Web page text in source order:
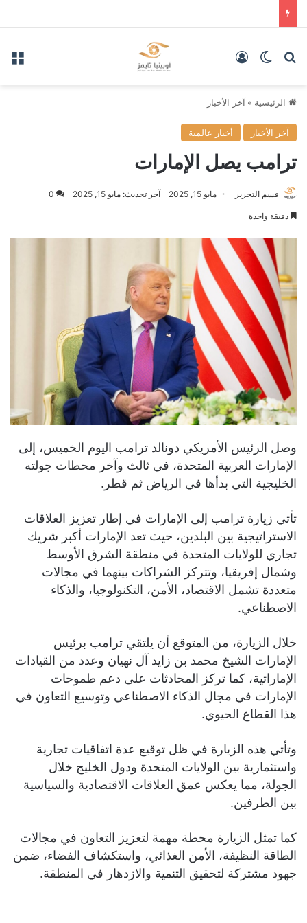
بحث عنالوضع المظلم
الرئيسية » آخر الأخبار
آخر الأخبار أخبار عالمية
ترامب يصل الإمارات
قسم التحرير مايو 15, 2025 آخر تحديث: مايو 15, 2025 0
دقيقة واحدة
وصل الرئيس الأمريكي دونالد ترامب اليوم الخميس، إلى
الإمارات العربية المتحدة، في ثالث وآخر محطات جولته
الخليجية التي بدأها في الرياض ثم قطر.
تأتي زيارة ترامب إلى الإمارات في إطار تعزيز العلاقات
الاستراتيجية بين البلدين، حيث تعد الإمارات أكبر شريك
تجاري للولايات المتحدة في منطقة الشرق الأوسط
وشمال إفريقيا، وتتركز الشراكات بينهما في مجالات
متعددة تشمل الاقتصاد، الأمن، التكنولوجيا، والذكاء
الاصطناعي.
خلال الزيارة، من المتوقع أن يلتقي ترامب برئيس
الإمارات الشيخ محمد بن زايد آل نهيان وعدد من القيادات
الإماراتية، كما تركز المحادثات على دعم طموحات
الإمارات في مجال الذكاء الاصطناعي وتوسيع التعاون في
هذا القطاع الحيوي.
وتأتي هذه الزيارة في ظل توقيع عدة اتفاقيات تجارية
واستثمارية بين الولايات المتحدة ودول الخليج خلال
الجولة، مما يعكس عمق العلاقات الاقتصادية والسياسية
بين الطرفين.
كما تمثل الزيارة محطة مهمة لتعزيز التعاون في مجالات
الطاقة النظيفة، الأمن الغذائي، واستكشاف الفضاء، ضمن
جهود مشتركة لتحقيق التنمية والازدهار في المنطقة.